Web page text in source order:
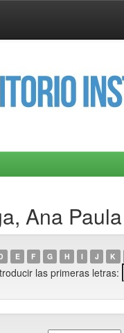
Ana Paula
E F G H I J K
las primeras letras: